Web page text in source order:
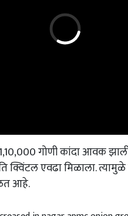
गोणी कांदा आवक झाली.
एवढा मिळाला.
आहे.
in nagar apmc onion